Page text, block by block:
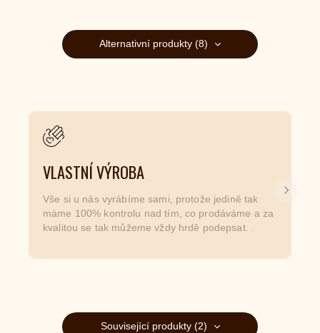
Alternativní produkty (8)
VLASTNÍ VÝROBA
Vše si u nás vyrábíme sami, protože jedině tak
máme 100% kontrolu nad tím, co prodáváme a za
kvalitou se tak můžeme vždy hrdě podepsat. .
Další
Související produkty (2)